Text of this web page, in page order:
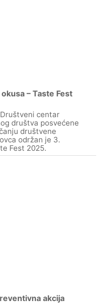
– Taste Fest
centar
društva posvećene
društvene
održan je 3.
Fest 2025.
akcija